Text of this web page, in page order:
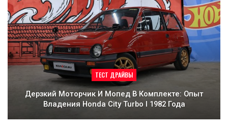
ТЕСТ ДРАЙВЫ
Дерзкий Моторчик И Мопед В Комплекте: Опыт
Владения Honda City Turbo I 1982 Года